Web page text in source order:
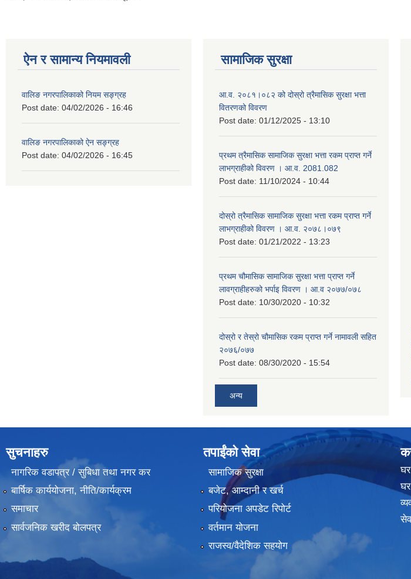
ऐन र सामान्य नियमावली
वालिङ नगरपालिकाको नियम सङ्ग्रह
Post date: 04/02/2026 - 16:46
वालिङ नगरपालिकाको ऐन सङ्ग्रह
Post date: 04/02/2026 - 16:45
सामाजिक सुरक्षा
आ.व. २०८१।०८२ को दोस्रो त्रैमासिक सुरक्षा भत्ता
वितरणको विवरण
Post date: 01/12/2025 - 13:10
प्रथम त्रैमासिक सामाजिक सुरक्षा भत्ता रकम प्राप्त गर्ने
लाभग्राहीको विवरण । आ.व. 2081.082
Post date: 11/10/2024 - 10:44
दोस्रो त्रैमासिक सामाजिक सुरक्षा भत्ता रकम प्राप्त गर्ने
लाभग्राहीको विवरण । आ.व. २०७८।०७९
Post date: 01/21/2022 - 13:23
प्रथम चौमासिक सामाजिक सुरक्षा भत्ता प्राप्त गर्ने
लावग्राहीहरुको भर्पाइ विवरण । आ.व २०७७/०७८
Post date: 10/30/2020 - 10:32
दोस्रो र तेस्रो चौमासिक रकम प्राप्त गर्ने नामावली सहित
२०७६/०७७
Post date: 08/30/2020 - 15:54
अन्य
सुचनाहरु
नागरिक वडापत्र / सुबिधा तथा नगर कर
बार्षिक कार्ययोजना, नीति/कार्यक्रम
समाचार
सार्वजनिक खरीद बोलपत्र
तपाईंको सेवा
सामाजिक सुरक्षा
बजेट, आम्दानी र खर्च
परियोजना अपडेट रिपोर्ट
वर्तमान योजना
राजस्व/वैदेशिक सहयोग